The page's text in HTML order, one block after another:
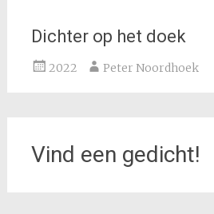
Dichter op het doek
2022 Peter Noordhoek
Vind een gedicht!